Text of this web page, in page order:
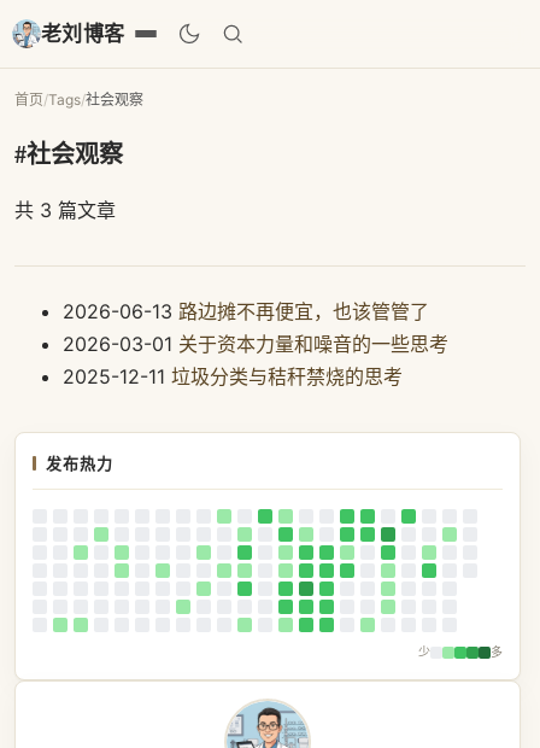
老刘博客
首页/Tags/社会观察
#社会观察
共 3 篇文章
2026-06-13 路边摊不再便宜，也该管管了
2026-03-01 关于资本力量和噪音的一些思考
2025-12-11 垃圾分类与秸秆禁烧的思考
发布热力
少 多